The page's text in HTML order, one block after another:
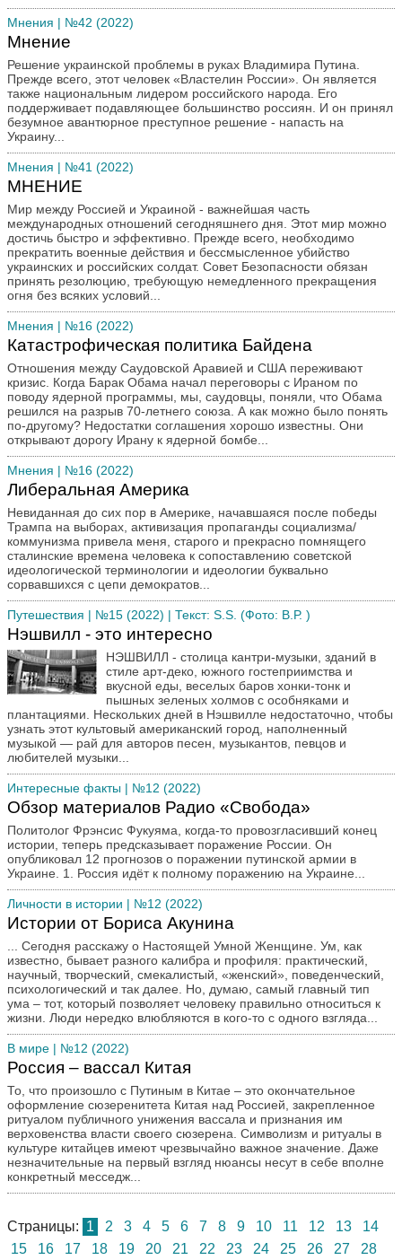
Мнения | №42 (2022)
Мнение
Решение украинской проблемы в руках Владимира Путина.
Прежде всего, этот человек «Властелин России». Он является
также национальным лидером российского народа. Его
поддерживает подавляющее большинство россиян. И он принял
безумное авантюрное преступное решение - напасть на
Украину...
Мнения | №41 (2022)
МНЕНИЕ
Мир между Россией и Украиной - важнейшая часть
международных отношений сегодняшнего дня. Этот мир можно
достичь быстро и эффективно. Прежде всего, необходимо
прекратить военные действия и бессмысленное убийство
украинских и российских солдат. Совет Безопасности обязан
принять резолюцию, требующую немедленного прекращения
огня без всяких условий...
Мнения | №16 (2022)
Катастрофическая политика Байдена
Отношения между Саудовской Аравией и США переживают
кризис. Когда Барак Обама начал переговоры с Ираном по
поводу ядерной программы, мы, саудовцы, поняли, что Обама
решился на разрыв 70-летнего союза. А как можно было понять
по-другому? Недостатки соглашения хорошо известны. Они
открывают дорогу Ирану к ядерной бомбе...
Мнения | №16 (2022)
Либеральная Америка
Невиданная до сих пор в Америке, начавшаяся после победы
Трампа на выборах, активизация пропаганды социализма/
коммунизма привела меня, старого и прекрасно помнящего
сталинские времена человека к сопоставлению советской
идеологической терминологии и идеологии буквально
сорвавшихся с цепи демократов...
Путешествия | №15 (2022) | Текст: S.S. (Фото: В.Р. )
Нэшвилл - это интересно
НЭШВИЛЛ - столица кантри-музыки, зданий в
стиле арт-деко, южного гостеприимства и
вкусной еды, веселых баров хонки-тонк и
пышных зеленых холмов с особняками и
плантациями. Нескольких дней в Нэшвилле недостаточно, чтобы
узнать этот культовый американский город, наполненный
музыкой — рай для авторов песен, музыкантов, певцов и
любителей музыки...
Интересные факты | №12 (2022)
Обзор материалов Радио «Свобода»
Политолог Фрэнсис Фукуяма, когда-то провозгласивший конец
истории, теперь предсказывает поражение России. Он
опубликовал 12 прогнозов о поражении путинской армии в
Украине. 1. Россия идёт к полному поражению на Украине...
Личности в истории | №12 (2022)
Истории от Бориса Акунина
... Сегодня расскажу о Настоящей Умной Женщине. Ум, как
известно, бывает разного калибра и профиля: практический,
научный, творческий, смекалистый, «женский», поведенческий,
психологический и так далее. Но, думаю, самый главный тип
ума – тот, который позволяет человеку правильно относиться к
жизни. Люди нередко влюбляются в кого-то с одного взгляда...
В мире | №12 (2022)
Россия – вассал Китая
То, что произошло с Путиным в Китае – это окончательное
оформление сюзеренитета Китая над Россией, закрепленное
ритуалом публичного унижения вассала и признания им
верховенства власти своего сюзерена. Символизм и ритуалы в
культуре китайцев имеют чрезвычайно важное значение. Даже
незначительные на первый взгляд нюансы несут в себе вполне
конкретный месседж...
Страницы: 1 2 3 4 5 6 7 8 9 10 11 12 13
14
15
16 17 18 19 20 21 22 23 24 25 26 27 28